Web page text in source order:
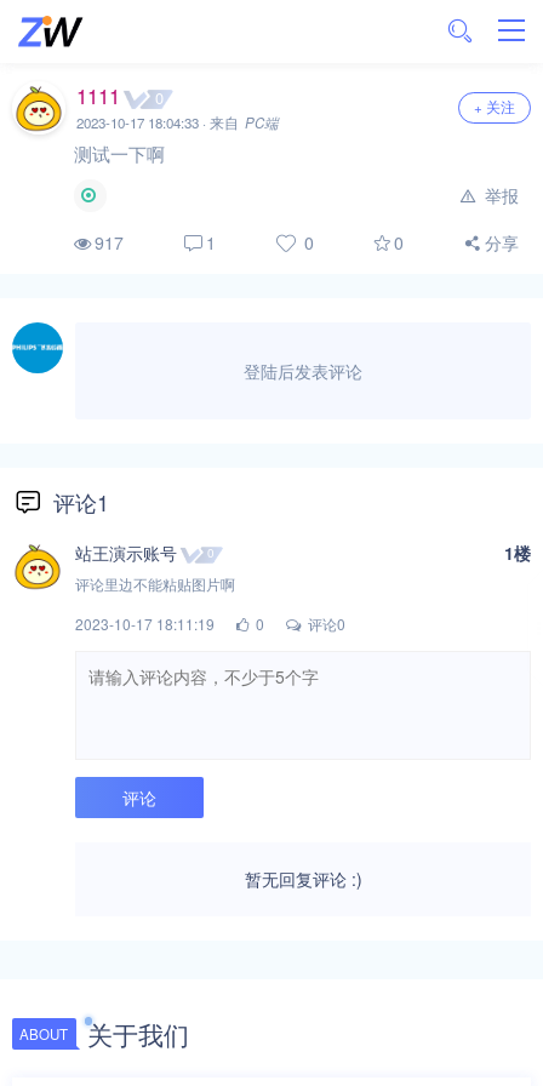
1111 0
2023-10-17 18:04:33 · 来自 PC端
+ 关注
测试一下啊
举报
917
1 0 0 分享
登陆后发表评论
评论1
站王演示账号 0
评论里边不能粘贴图片啊
1楼
2023-10-17 18:11:19 0 评论0
暂无回复评论 :)
ABOUT 关于我们